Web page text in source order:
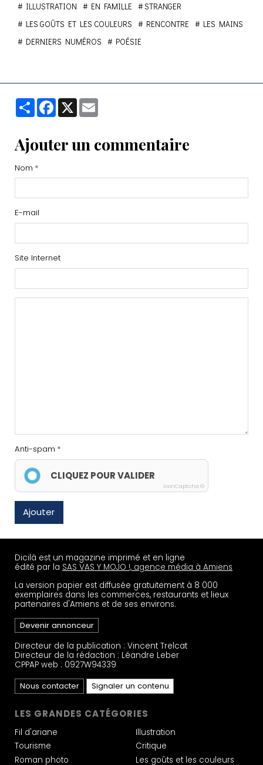
ILLUSTRATION
EN FAMILLE
STRANGER
LES GOÛTS ET LES COULEURS
RENCONTRE
LES MAINS
DERNIERS NUMÉROS
POÉSIE
PartagerFacebook
X
Ajouter un commentaire
Nom
E-mail
Site Internet
Anti-spam
CLIQUEZ POUR VALIDER
IconCaptcha ©
Ajouter
Dicilà est un magazine imprimé et en ligne
édité par la SAS VAS Y MOJO !, agence média à Amiens
La version papier est diffusée gratuitement à 8 000
exemplaires dans les commerces, restaurants et lieux
partenaires d'Amiens et de ses environs.
Devenir annonceur
Directeur de la publication : Vincent Trelcat
Directeur de la rédaction : Léandre Leber
CPPAP web : 0927W94339
Nous contacter
Signaler un contenu
LES GRANDES CATÉGORIES
Fil d'ariane
Tourisme
Roman photo
Illustration
Critique
Les goûts et les couleurs